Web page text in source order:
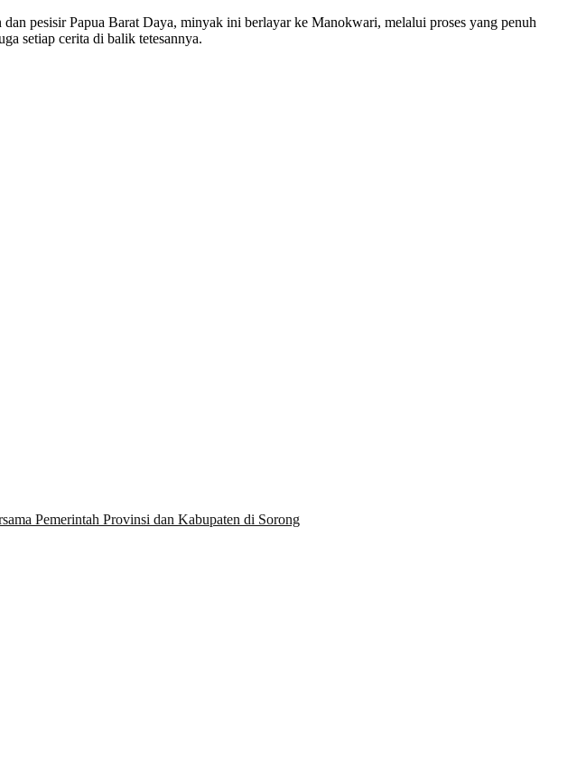
pesisir Papua Barat Daya, minyak ini berlayar ke Manokwari, melalui proses yang penuh
setiap cerita di balik tetesannya.
Pemerintah Provinsi dan Kabupaten di Sorong